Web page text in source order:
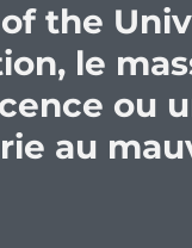
the
le
ou
au